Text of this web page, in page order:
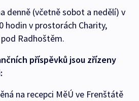
denně (včetně sobot a nedělí) v
hodin v prostorách Charity,
Radhoštěm.
příspěvků jsou zřízeny
na recepci MěÚ ve Frenštátě